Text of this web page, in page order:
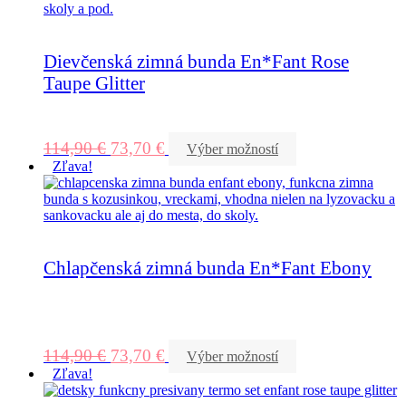
Dievčenská zimná bunda En*Fant Rose
Taupe Glitter
114,90€ 73,70 €
Výber možností
Zľava!
Chlapčenská zimná bunda En*Fant Ebony
114,90€ 73,70 €
Výber možností
Zľava!